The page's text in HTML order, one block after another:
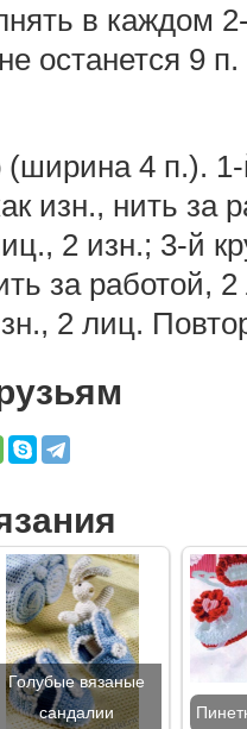
в каждом
останется 9
4 п.). 1-
изн., нить за
2 изн.; 3-й
за работой,
2 лиц.
Голубые вязаные
сандалии